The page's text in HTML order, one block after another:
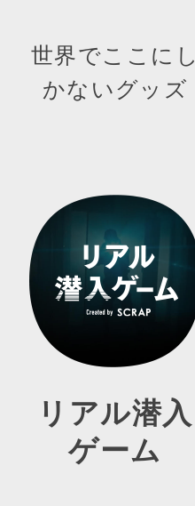
世界でここにし
かないグッズ
リアル潜入
ゲーム